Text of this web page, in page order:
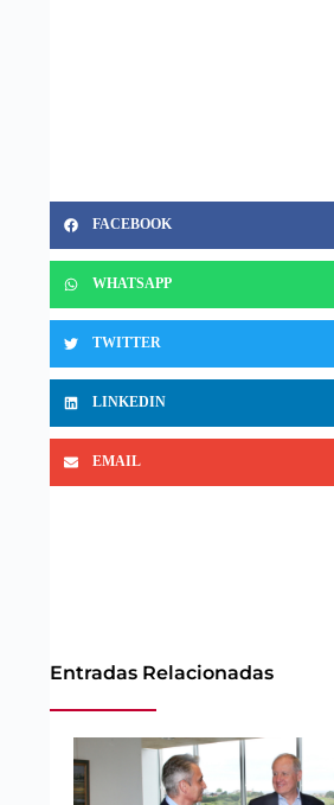
FACEBOOK
WHATSAPP
TWITTER
LINKEDIN
EMAIL
Entradas Relacionadas